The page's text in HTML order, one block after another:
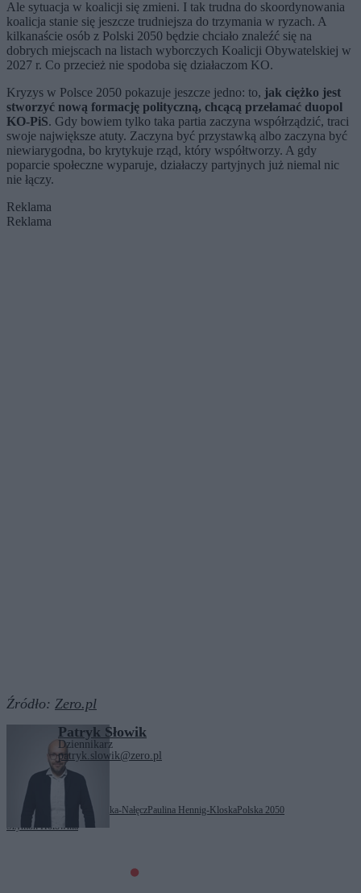
Ale sytuacja w koalicji się zmieni. I tak trudna do skoordynowania
koalicja stanie się jeszcze trudniejsza do trzymania w ryzach. A
kilkanaście osób z Polski 2050 będzie chciało znaleźć się na
dobrych miejscach na listach wyborczych Koalicji Obywatelskiej w
2027 r. Co przecież nie spodoba się działaczom KO.
Kryzys w Polsce 2050 pokazuje jeszcze jedno: to, jak ciężko jest
stworzyć nową formację polityczną, chcącą przełamać duopol
KO-PiS. Gdy bowiem tylko taka partia zaczyna współrządzić, traci
swoje największe atuty. Zaczyna być przystawką albo zaczyna być
niewiarygodna, bo krytykuje rząd, który współtworzy. A gdy
poparcie społeczne wyparuje, działaczy partyjnych już niemal nic
nie łączy.
Reklama
Reklama
Źródło: Zero.pl
Patryk Słowik
Dziennikarz
patryk.slowik@zero.pl
Tagi:Katarzyna Pełczyńska-Nałęcz Paulina Hennig-Kloska Polska 2050
Szymon Hołownia